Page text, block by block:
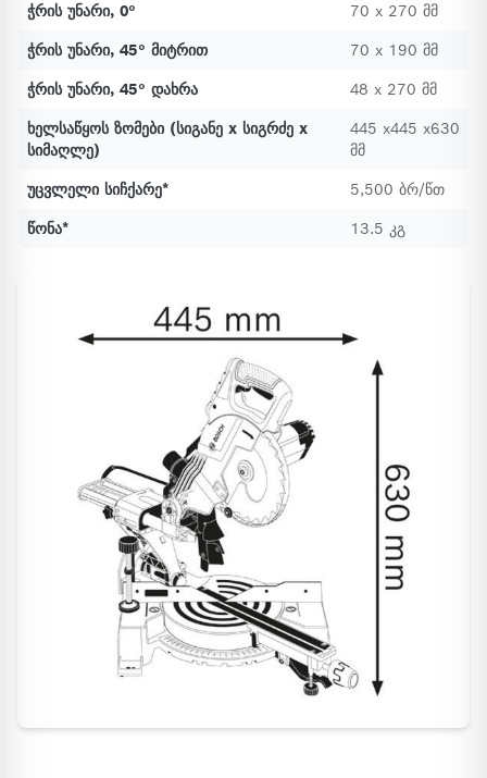
ჭრის უნარი, 0°
70 x 270 მმ
ჭრის უნარი, 45° მიტრით
70 x 190 მმ
ჭრის უნარი, 45° დახრა
48 x 270 მმ
ხელსაწყოს ზომები (სიგანე x სიგრძე x
სიმაღლე)
445 x445 x630
მმ
უცვლელი სიჩქარე*
5,500 ბრ/წთ
წონა*
13.5 კგ